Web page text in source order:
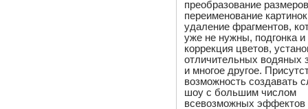
преобразование
переименование
удаление фрагментов,
уже не нужны, подгонка и
коррекция цветов,
отличительных водяных
и многое другое.
возможность создавать
шоу с большим числом
всевозможных эффектов